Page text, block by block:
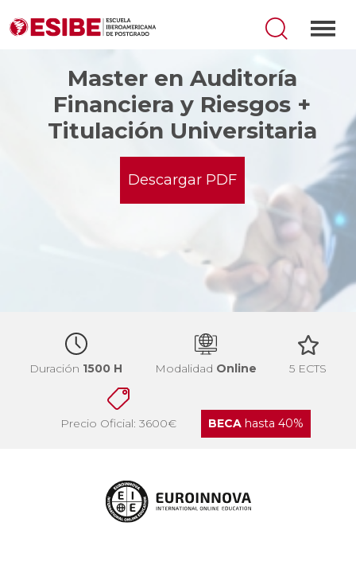
Master en Auditoría
Financiera y Riesgos +
Titulación Universitaria
Descargar PDF
Duración 1500 H Modalidad Online 5 ECTS
Precio Oficial: 3600€ BECAhasta 40%